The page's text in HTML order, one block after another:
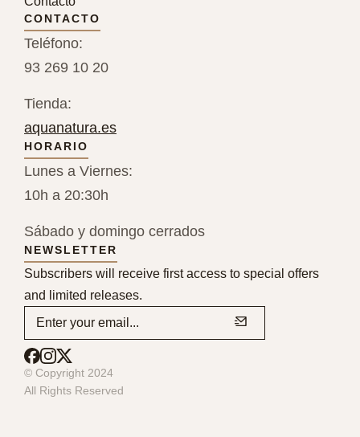
CONTACTO
Teléfono:
93 269 10 20
Tienda:
aquanatura.es
HORARIO
Lunes a Viernes:
10h a 20:30h
Sábado y domingo cerrados
NEWSLETTER
Subscribers will receive first access to special offers
and limited releases.
© Copyright 2024
All Rights Reserved